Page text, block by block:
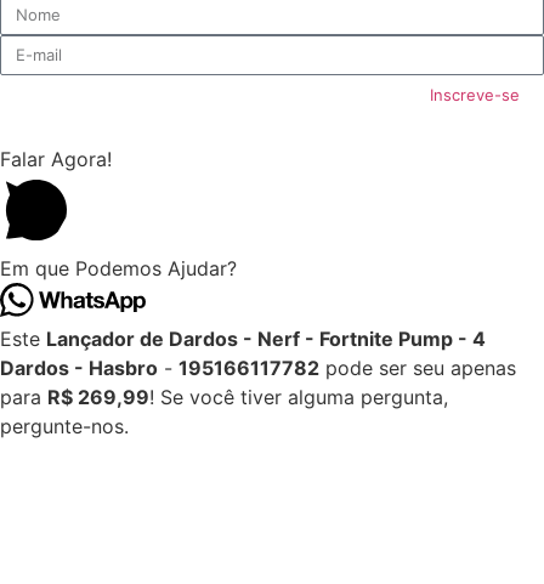
Inscreve-se
Falar Agora!
Em que Podemos Ajudar?
Este Lançador de Dardos - Nerf - Fortnite Pump - 4
Dardos - Hasbro - 195166117782 pode ser seu apenas
para R$ 269,99! Se você tiver alguma pergunta,
pergunte-nos.